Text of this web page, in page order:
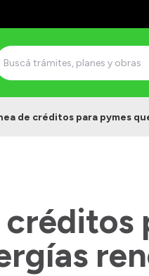
de créditos para pymes